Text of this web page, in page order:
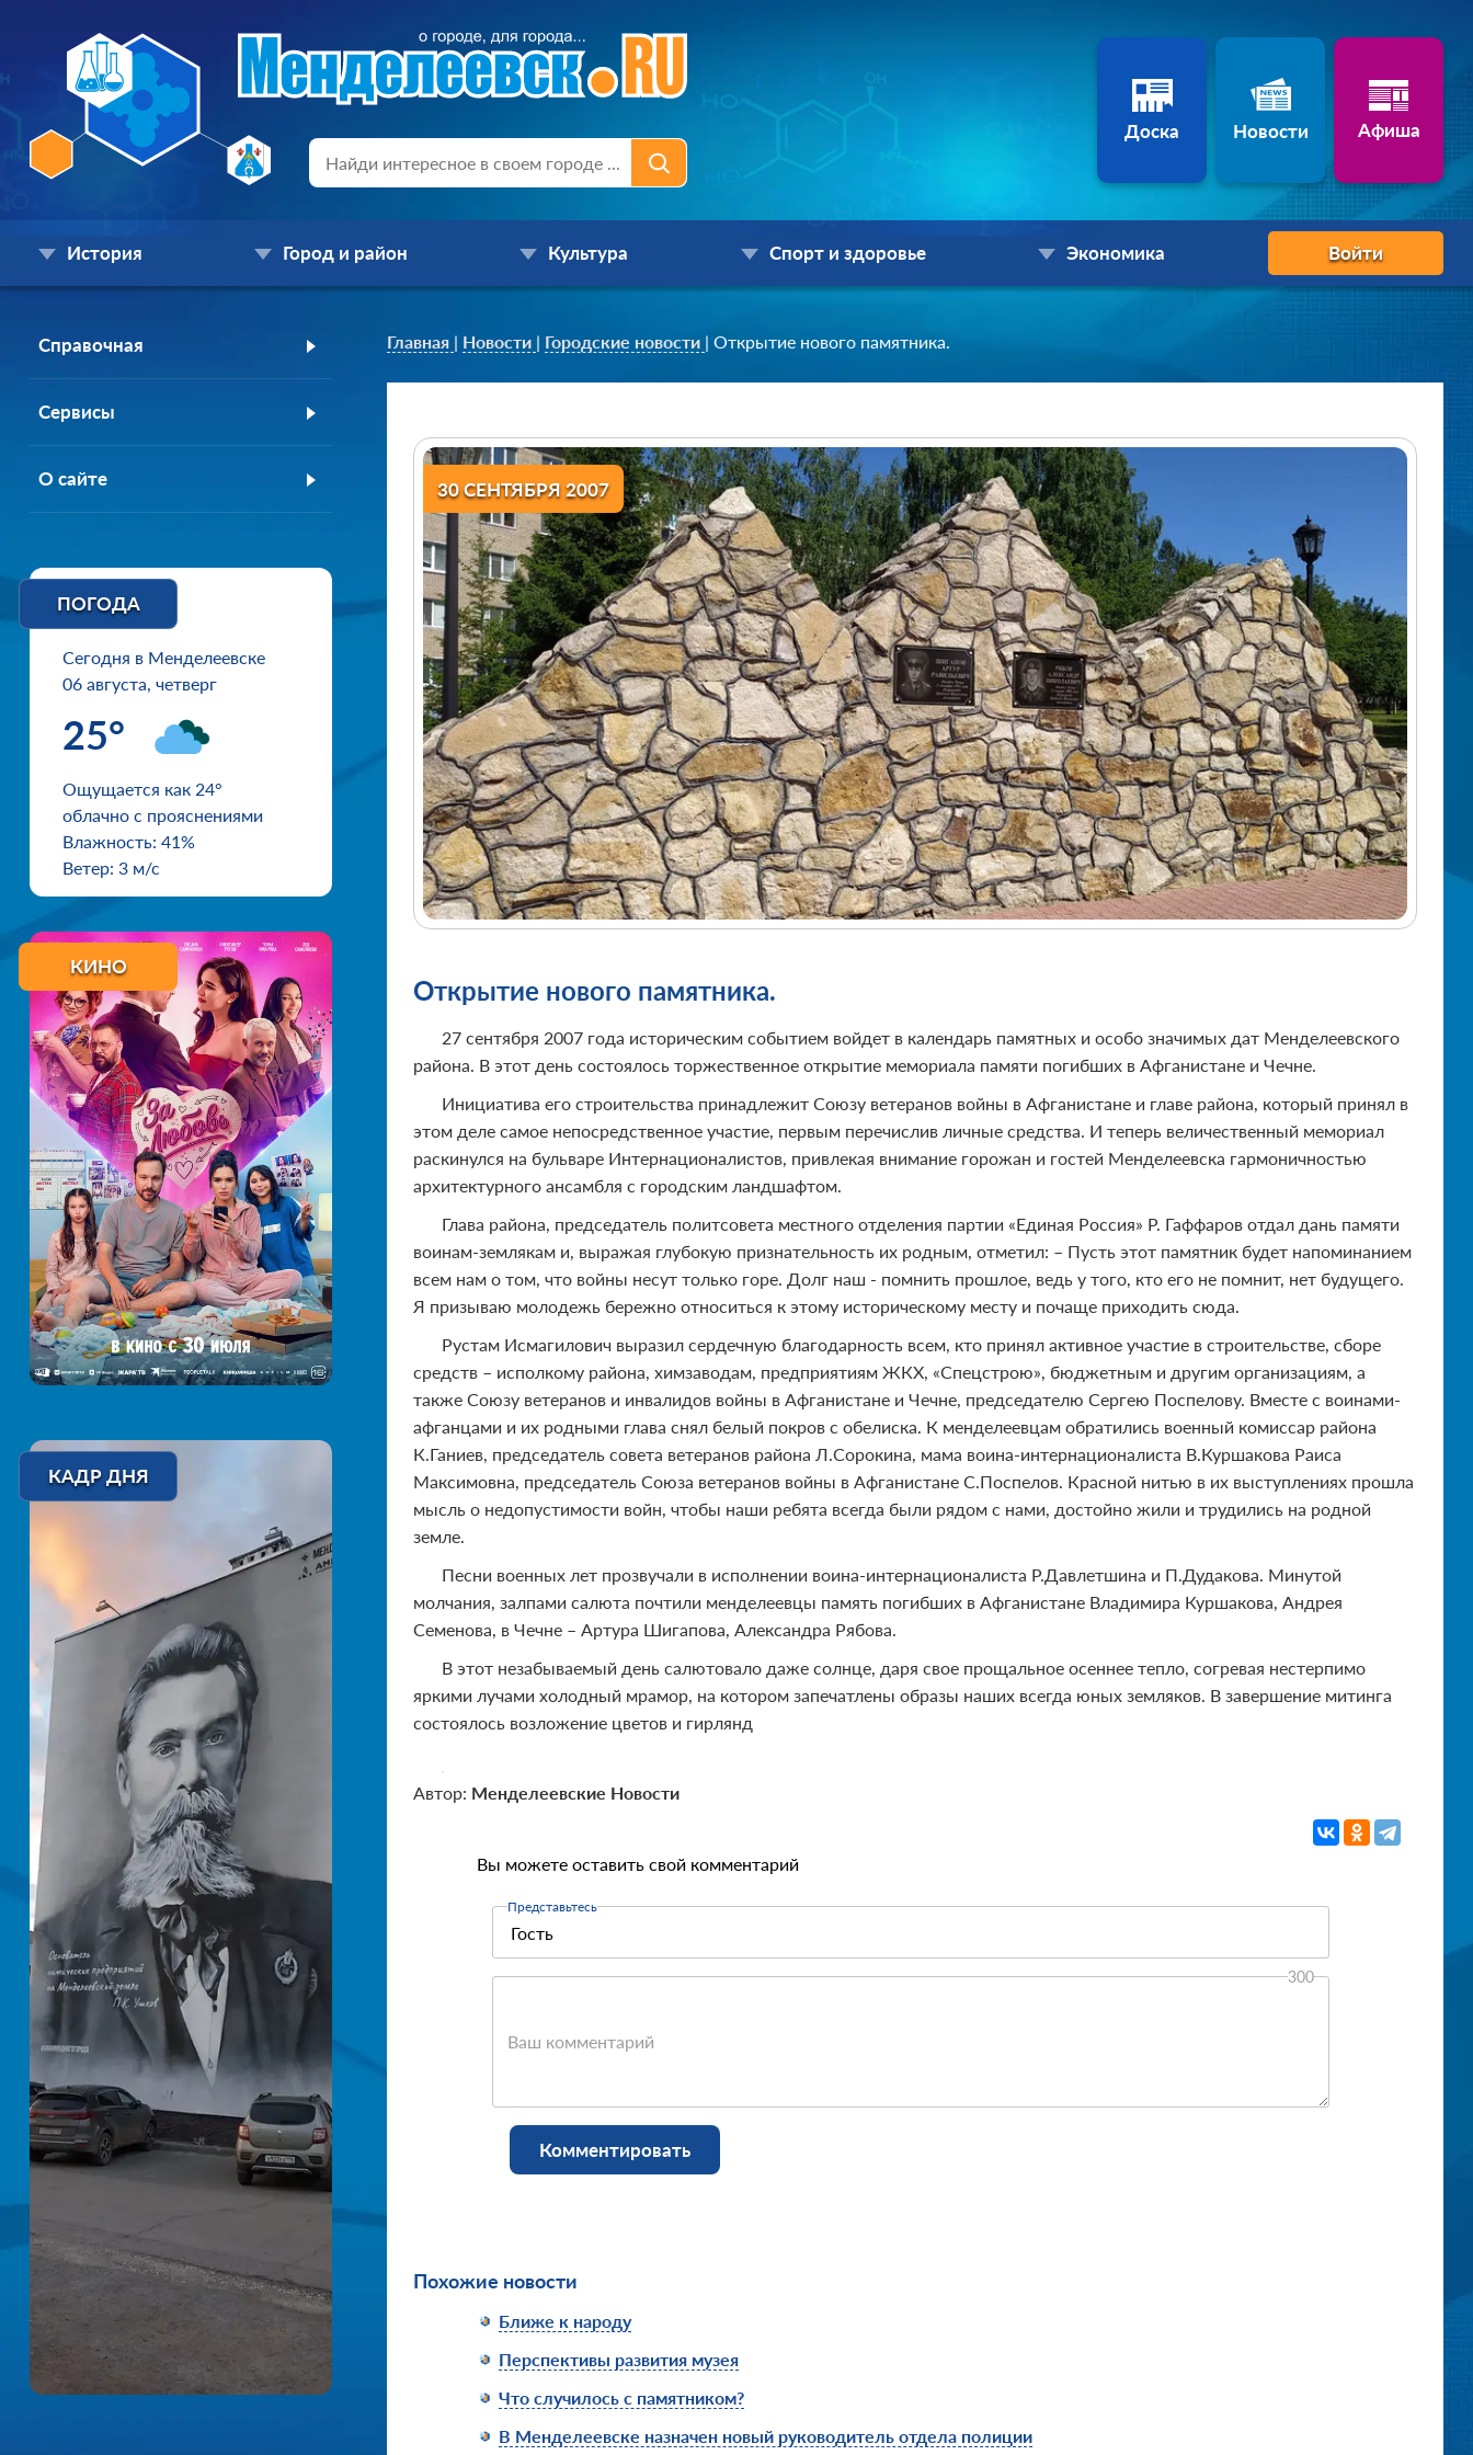
Доска Новости Афиша
История Город и район Культура Спорт и здоровье Экономика Войти
Справочная
Сервисы
О сайте
ПОГОДА
Сегодня в Менделеевске
06 августа, четверг
25°
Ощущается как 24°
облачно с прояснениями
Влажность: 41%
Ветер: 3 м/с
КИНО
КАДР ДНЯ
Главная | Новости | Городские новости | Открытие нового памятника.
30 СЕНТЯБРЯ 2007
Открытие нового памятника.
27 сентября 2007 года историческим событием войдет в календарь памятных и особо значимых дат Менделеевского
района. В этот день состоялось торжественное открытие мемориала памяти погибших в Афганистане и Чечне.
Инициатива его строительства принадлежит Союзу ветеранов войны в Афганистане и главе района, который принял в
этом деле самое непосредственное участие, первым перечислив личные средства. И теперь величественный мемориал
раскинулся на бульваре Интернационалистов, привлекая внимание горожан и гостей Менделеевска гармоничностью
архитектурного ансамбля с городским ландшафтом.
Глава района, председатель политсовета местного отделения партии «Единая Россия» Р. Гаффаров отдал дань памяти
воинам-землякам и, выражая глубокую признательность их родным, отметил: – Пусть этот памятник будет напоминанием
всем нам о том, что войны несут только горе. Долг наш - помнить прошлое, ведь у того, кто его не помнит, нет будущего.
Я призываю молодежь бережно относиться к этому историческому месту и почаще приходить сюда.
Рустам Исмагилович выразил сердечную благодарность всем, кто принял активное участие в строительстве, сборе
средств – исполкому района, химзаводам, предприятиям ЖКХ, «Спецстрою», бюджетным и другим организациям, а
также Союзу ветеранов и инвалидов войны в Афганистане и Чечне, председателю Сергею Поспелову. Вместе с воинами-
афганцами и их родными глава снял белый покров с обелиска. К менделеевцам обратились военный комиссар района
К.Ганиев, председатель совета ветеранов района Л.Сорокина, мама воина-интернационалиста В.Куршакова Раиса
Максимовна, председатель Союза ветеранов войны в Афганистане С.Поспелов. Красной нитью в их выступлениях прошла
мысль о недопустимости войн, чтобы наши ребята всегда были рядом с нами, достойно жили и трудились на родной
земле.
Песни военных лет прозвучали в исполнении воина-интернационалиста Р.Давлетшина и П.Дудакова. Минутой
молчания, залпами салюта почтили менделеевцы память погибших в Афганистане Владимира Куршакова, Андрея
Семенова, в Чечне – Артура Шигапова, Александра Рябова.
В этот незабываемый день салютовало даже солнце, даря свое прощальное осеннее тепло, согревая нестерпимо
яркими лучами холодный мрамор, на котором запечатлены образы наших всегда юных земляков. В завершение митинга
состоялось возложение цветов и гирлянд
Автор: Менделеевские Новости
Вы можете оставить свой комментарий
Представьтесь
Ваш комментарий
300
Комментировать
Похожие новости
Ближе к народу
Перспективы развития музея
Что случилось с памятником?
В Менделеевске назначен новый руководитель отдела полиции